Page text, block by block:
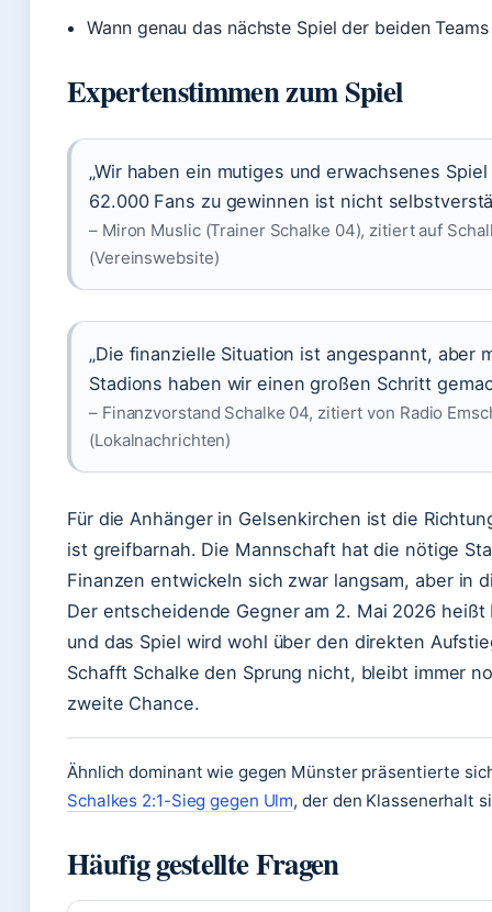
Wann genau das nächste Spiel der beiden
Expertenstimmen zum Spiel
„Wir haben ein mutiges und erwachsenes
62.000 Fans zu gewinnen ist nicht
– Miron Muslic (Trainer Schalke 04), zitiert auf
(Vereinswebsite)
„Die finanzielle Situation ist angespannt, aber
Stadions haben wir einen großen Schritt
– Finanzvorstand Schalke 04, zitiert von Radio
(Lokalnachrichten)
Für die Anhänger in Gelsenkirchen ist die
ist greifbarnah. Die Mannschaft hat die nötige
Finanzen entwickeln sich zwar langsam, aber in
Der entscheidende Gegner am 2. Mai 2026 heißt
und das Spiel wird wohl über den direkten
Schafft Schalke den Sprung nicht, bleibt immer
zweite Chance.
Ähnlich dominant wie gegen Münster präsentierte
Schalkes 2:1-Sieg gegen Ulm, der den Klassenerhalt
Häufig gestellte Fragen